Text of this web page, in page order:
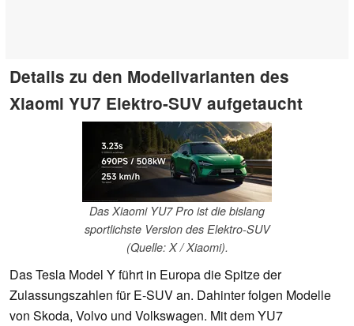
Details zu den Modellvarianten des
Xiaomi YU7 Elektro-SUV aufgetaucht
Das Xiaomi YU7 Pro ist die bislang
sportlichste Version des Elektro-SUV
(Quelle: X / Xiaomi).
Das Tesla Model Y führt in Europa die Spitze der
Zulassungszahlen für E-SUV an. Dahinter folgen Modelle
von Skoda, Volvo und Volkswagen. Mit dem YU7